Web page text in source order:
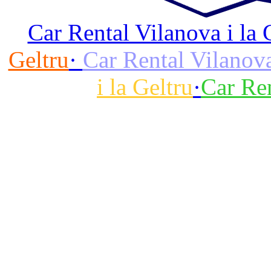
Car Rental Vilanova i la
Geltru· Car Rental
i la Geltru·Car